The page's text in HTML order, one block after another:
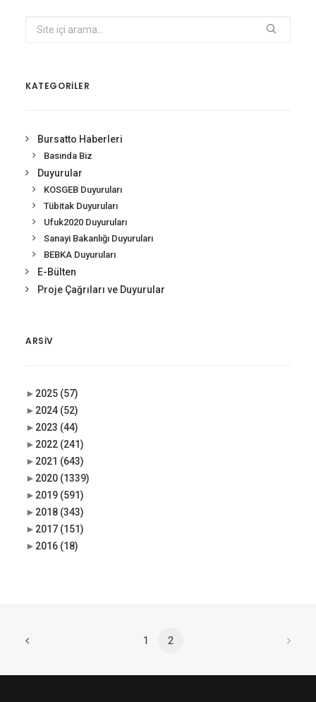
KATEGORİLER
Bursatto Haberleri
Basında Biz
Duyurular
KOSGEB Duyuruları
Tübitak Duyuruları
Ufuk2020 Duyuruları
Sanayi Bakanlığı Duyuruları
BEBKA Duyuruları
E-Bülten
Proje Çağrıları ve Duyurular
ARSIV
► 2025 (57)
► 2024 (52)
► 2023 (44)
► 2022 (241)
► 2021 (643)
► 2020 (1339)
► 2019 (591)
► 2018 (343)
► 2017 (151)
► 2016 (18)
1 2